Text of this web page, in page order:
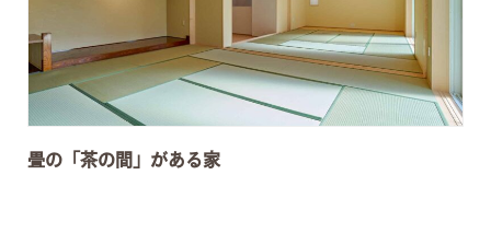
畳の「茶の間」がある家